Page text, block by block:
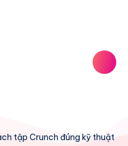
tập Crunch đúng kỹ thuật